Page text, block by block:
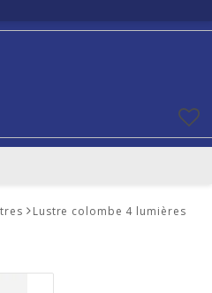
Lustre colombe 4 lumières